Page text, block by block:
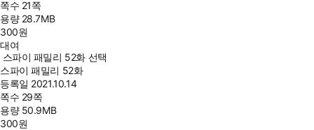
쪽수 21쪽
용량 28.7MB
300원
대여
스파이 패밀리 52화 선택
스파이 패밀리 52화
등록일 2021.10.14
쪽수 29쪽
용량 50.9MB
300원